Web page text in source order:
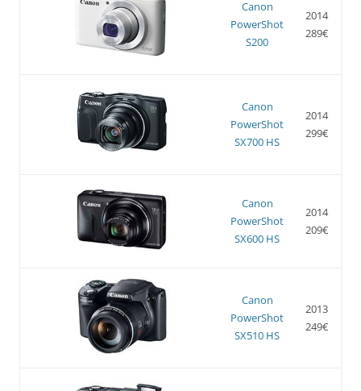
Canon
PowerShot
S200
2014
289€
Canon
PowerShot
SX700 HS
2014
299€
Canon
PowerShot
SX600 HS
2014
209€
Canon
PowerShot
SX510 HS
2013
249€